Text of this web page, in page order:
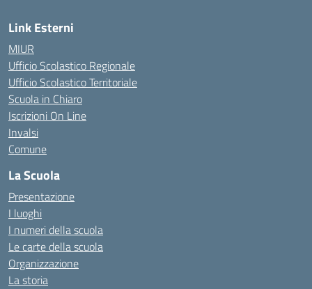
Link Esterni
MIUR
Ufficio Scolastico Regionale
Ufficio Scolastico Territoriale
Scuola in Chiaro
Iscrizioni On Line
Invalsi
Comune
La Scuola
Presentazione
I luoghi
I numeri della scuola
Le carte della scuola
Organizzazione
La storia